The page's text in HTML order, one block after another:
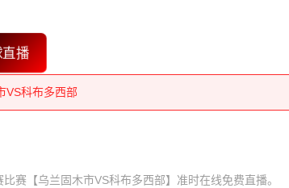
播
科布多西部
VS科布多西部
【乌兰固木市VS科布多西部】准时在线免费直播。